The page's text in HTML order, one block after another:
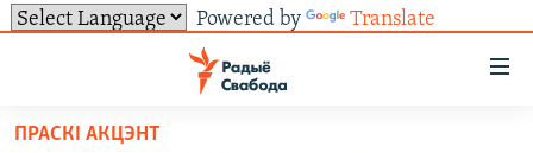
Powered by Translate
ўнівэрсальнага
доступу
ПРАСКІ АКЦЭНТ